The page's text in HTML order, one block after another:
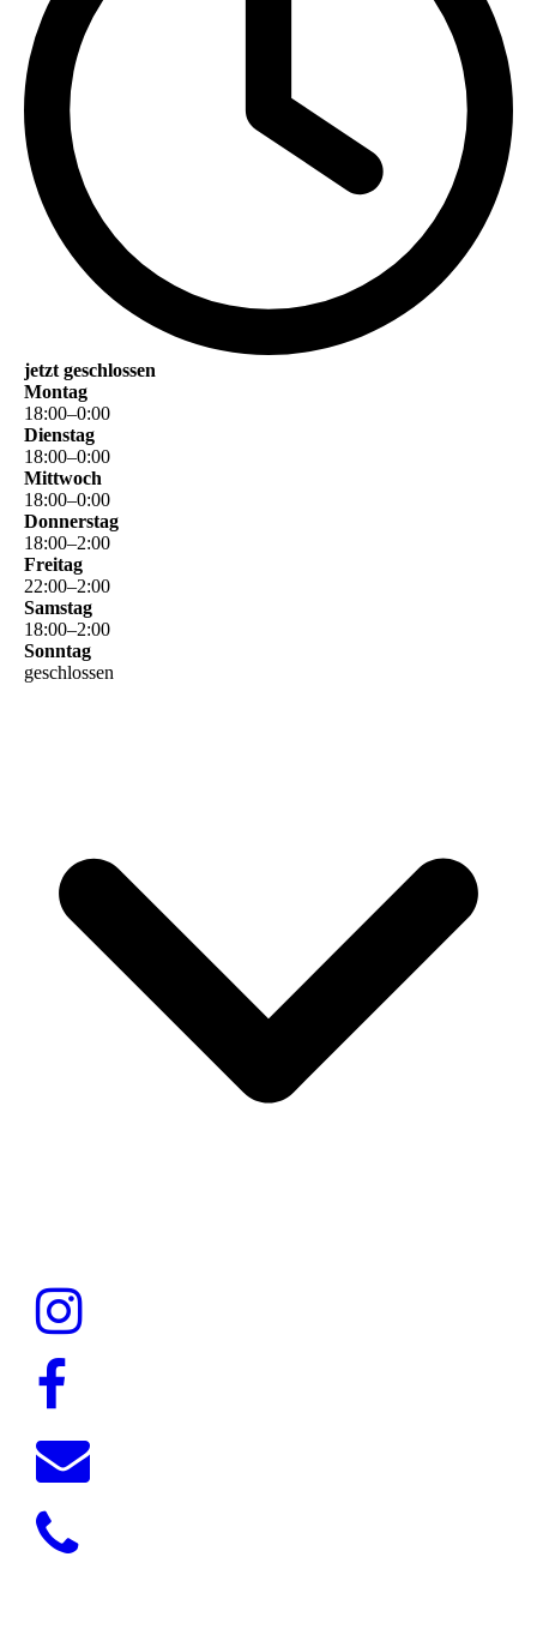
jetzt geschlossen
Montag
18:00–0:00
Dienstag
18:00–0:00
Mittwoch
18:00–0:00
Donnerstag
18:00–2:00
Freitag
22:00–2:00
Samstag
18:00–2:00
Sonntag
geschlossen